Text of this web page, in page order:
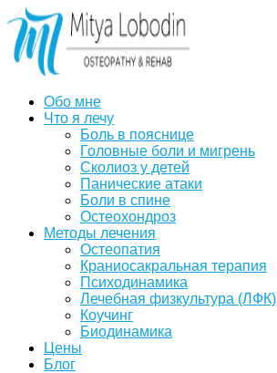
Обо мне
Что я лечу
Боль в пояснице
Головные боли и мигрень
Сколиоз у детей
Панические атаки
Боли в спине
Остеохондроз
Методы лечения
Остеопатия
Краниосакральная терапия
Психодинамика
Лечебная физкультура (ЛФК)
Коучинг
Биодинамика
Цены
Блог